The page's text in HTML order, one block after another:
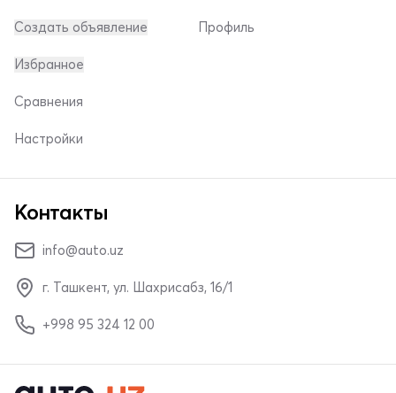
Создать объявление Профиль
Избранное
Сравнения
Настройки
Контакты
info@auto.uz
г. Ташкент, ул. Шахрисабз, 16/1
+998 95 324 12 00